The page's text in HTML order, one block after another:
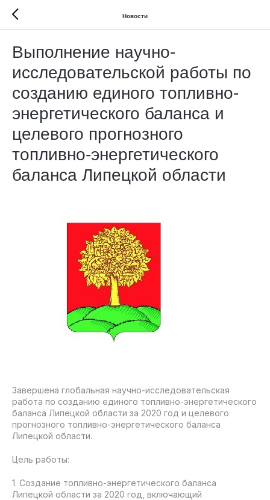
Новости
Выполнение научно-
исследовательской работы по
созданию единого топливно-
энергетического баланса и
целевого прогнозного
топливно-энергетического
баланса Липецкой области
Завершена глобальная научно-исследовательская
работа по созданию единого топливно-энергетического
баланса Липецкой области за 2020 год и целевого
прогнозного топливно-энергетического баланса
Липецкой области.
Цель работы:
1. Создание топливно-энергетического баланса
Липецкой области за 2020 год, включающий